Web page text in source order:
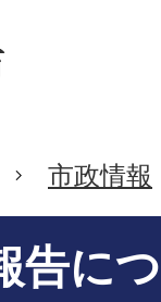
市政情報
告に